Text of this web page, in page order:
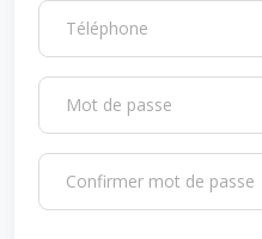
Téléphone
Mot de passe
Confirmer mot de passe